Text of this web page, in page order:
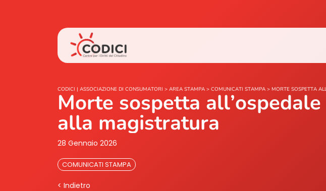
CODICI | ASSOCIAZIONE DI CONSUMATORI > AREA STAMPA > COMUNICATI STAMPA > MORTE SOSPETTA
Morte sospetta
alla magistratura
28 Gennaio 2026
COMUNICATI STAMPA
< Indietro